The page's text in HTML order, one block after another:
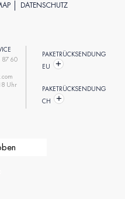
DATENSCHUTZ
87 60
Uhr
PAKETRÜCKSENDUNG
EU
PAKETRÜCKSENDUNG
CH